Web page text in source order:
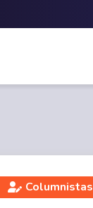
Columnistas